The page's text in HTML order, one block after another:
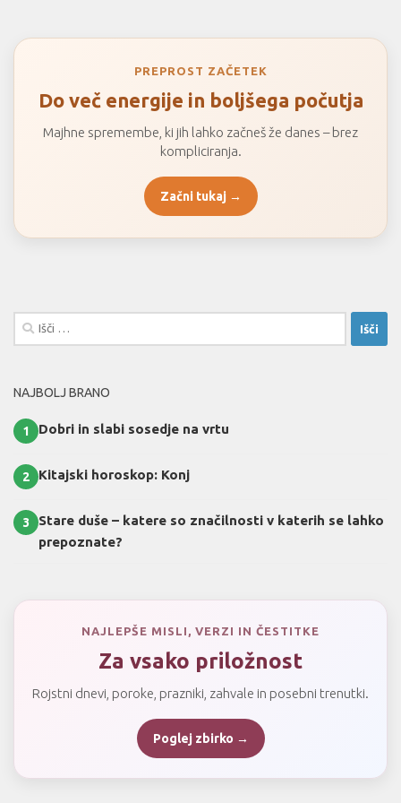
PREPROST ZAČETEK
Do več energije in boljšega počutja
Majhne spremembe, ki jih lahko začneš že danes – brez
kompliciranja.
Začni tukaj →
Išči:
NAJBOLJ BRANO
1 Dobri in slabi sosedje na vrtu
2 Kitajski horoskop: Konj
3
Stare duše – katere so značilnosti v katerih se lahko
prepoznate?
NAJLEPŠE MISLI, VERZI IN ČESTITKE
Za vsako priložnost
Rojstni dnevi, poroke, prazniki, zahvale in posebni trenutki.
Poglej zbirko →